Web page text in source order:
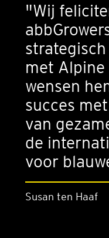
"Wij
met Alpine
wensen
succes
van
de
voor
Susan ten Haaf